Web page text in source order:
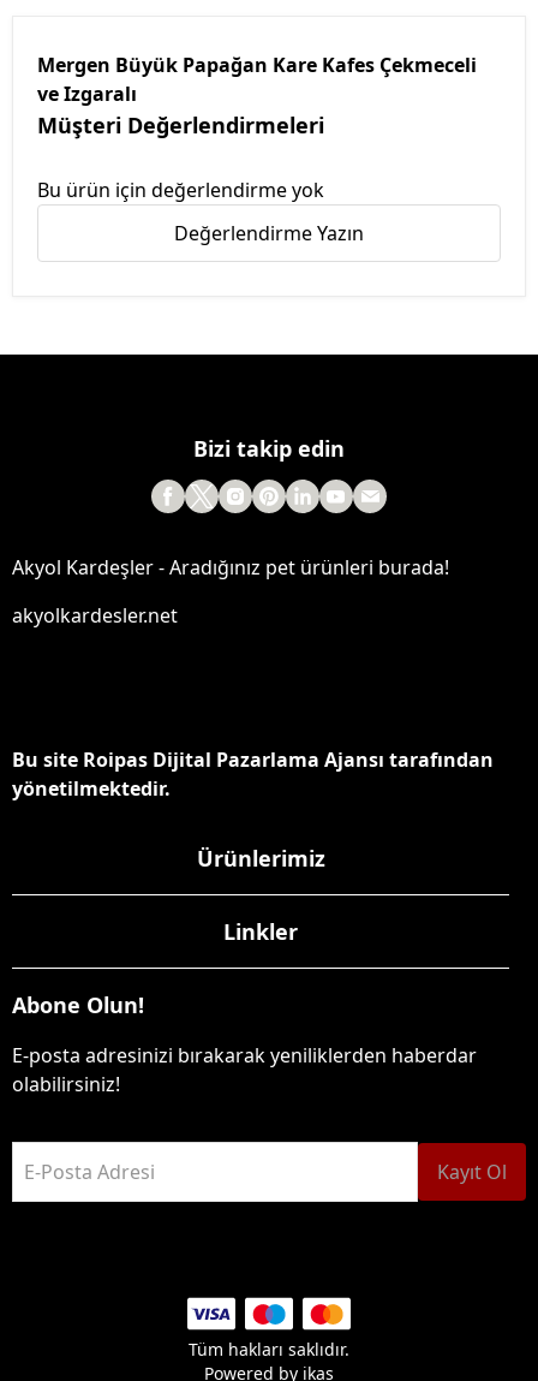
Mergen Büyük Papağan Kare Kafes Çekmeceli
ve Izgaralı
Müşteri Değerlendirmeleri
Bu ürün için değerlendirme yok
Değerlendirme Yazın
Bizi takip edin
Akyol Kardeşler - Aradığınız pet ürünleri burada!
akyolkardesler.net
Bu site Roipas Dijital Pazarlama Ajansı tarafından
yönetilmektedir.
Ürünlerimiz
Linkler
Abone Olun!
E-posta adresinizi bırakarak yeniliklerden haberdar
olabilirsiniz!
E-Posta Adresi Kayıt Ol
Tüm hakları saklıdır.
Powered by ikas